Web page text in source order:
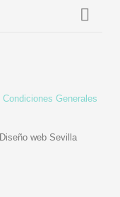
Condiciones Generales
Diseño web Sevilla